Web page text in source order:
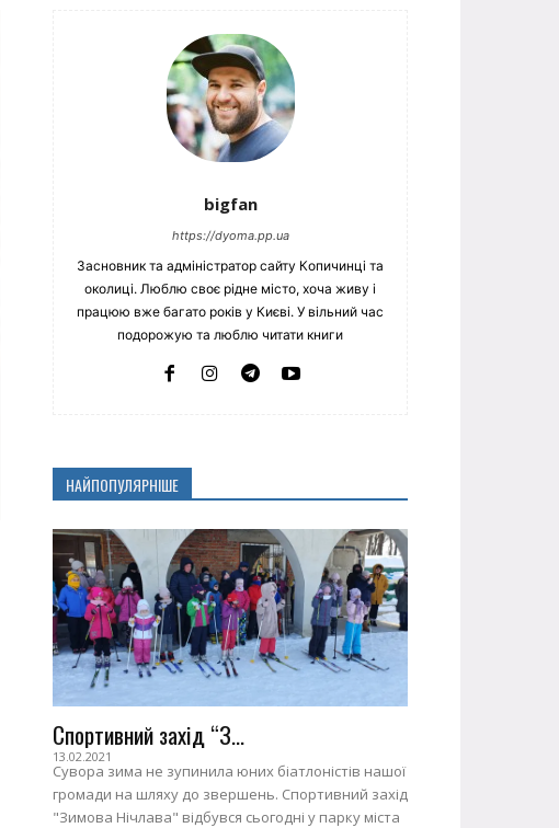
bigfan
https://dyoma.pp.ua
Засновник та адміністратор сайту Копичинці та
околиці. Люблю своє рідне місто, хоча живу і
працюю вже багато років у Києві. У вільний час
подорожую та люблю читати книги
НАЙПОПУЛЯРНІШЕ
Спортивний захід “З...
13.02.2021
Сувора зима не зупинила юних біатлоністів нашої
громади на шляху до звершень. Спортивний захід
"Зимова Нічлава" відбувся сьогодні у парку міста